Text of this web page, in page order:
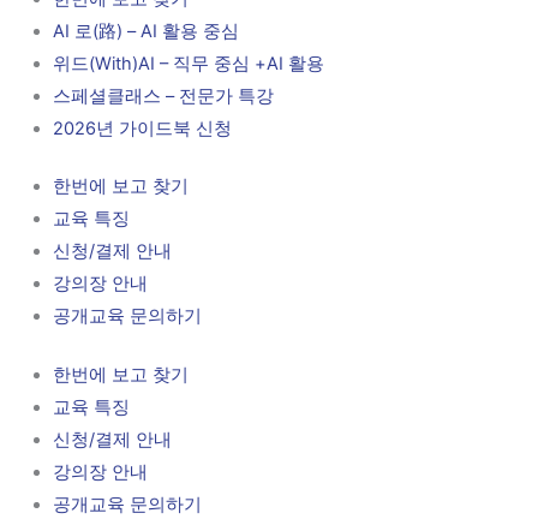
AI 로(路) – AI 활용 중심
위드(With)AI – 직무 중심 +AI 활용
스페셜클래스 – 전문가 특강
2026년 가이드북 신청
한번에 보고 찾기
교육 특징
신청/결제 안내
강의장 안내
공개교육 문의하기
한번에 보고 찾기
교육 특징
신청/결제 안내
강의장 안내
공개교육 문의하기